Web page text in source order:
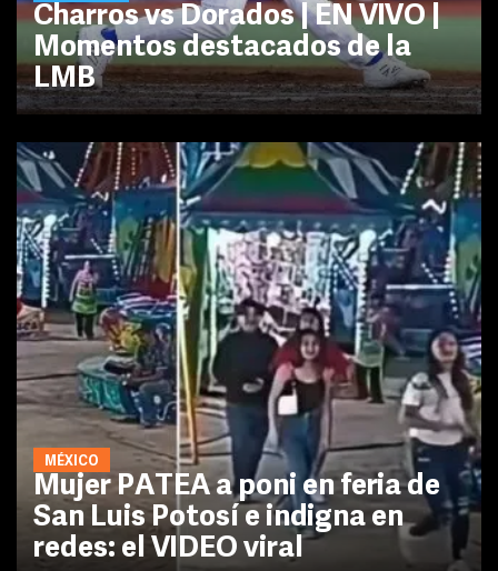
Charros vs Dorados | EN VIVO |
Momentos destacados de la
LMB
MÉXICO
Mujer PATEA a poni en feria de
San Luis Potosí e indigna en
redes: el VIDEO viral